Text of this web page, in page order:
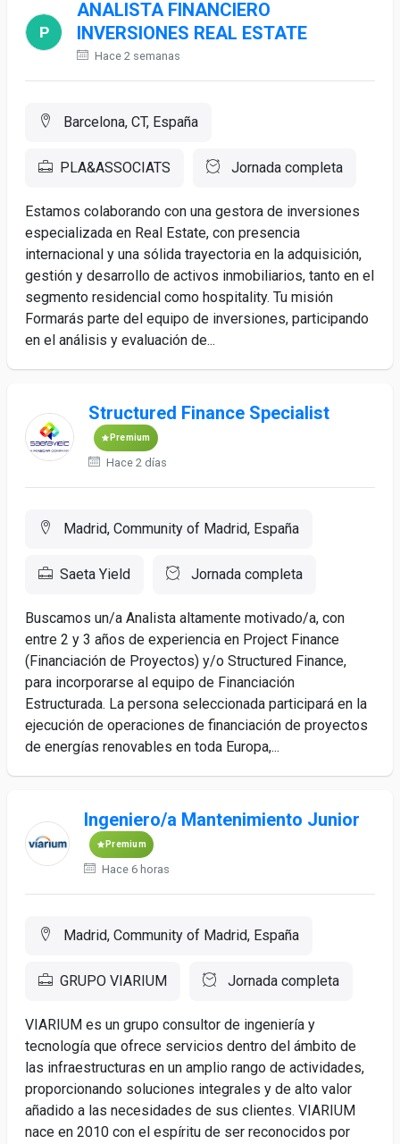
ANALISTA FINANCIERO
INVERSIONES REAL ESTATE
Hace 2 semanas
Barcelona, CT, España
PLA&ASSOCIATS Jornada completa
Estamos colaborando con una gestora de inversiones
especializada en Real Estate, con presencia
internacional y una sólida trayectoria en la adquisición,
gestión y desarrollo de activos inmobiliarios, tanto en el
segmento residencial como hospitality. Tu misión
Formarás parte del equipo de inversiones, participando
en el análisis y evaluación de...
Structured Finance Specialist
Premium
Hace 2 días
Madrid, Community of Madrid, España
Saeta Yield Jornada completa
Buscamos un/a Analista altamente motivado/a, con
entre 2 y 3 años de experiencia en Project Finance
(Financiación de Proyectos) y/o Structured Finance,
para incorporarse al equipo de Financiación
Estructurada. La persona seleccionada participará en la
ejecución de operaciones de financiación de proyectos
de energías renovables en toda Europa,...
Ingeniero/a Mantenimiento Junior
Premium
Hace 6 horas
Madrid, Community of Madrid, España
GRUPO VIARIUM Jornada completa
VIARIUM es un grupo consultor de ingeniería y
tecnología que ofrece servicios dentro del ámbito de
las infraestructuras en un amplio rango de actividades,
proporcionando soluciones integrales y de alto valor
añadido a las necesidades de sus clientes. VIARIUM
nace en 2010 con el espíritu de ser reconocidos por